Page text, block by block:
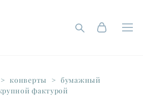
> конверты >
бумажный
фактурой